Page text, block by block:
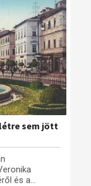
sem jött
és a...